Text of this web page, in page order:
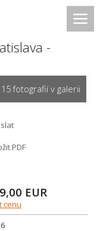
-
fotografií v galerii
PDF
EUR
cenu